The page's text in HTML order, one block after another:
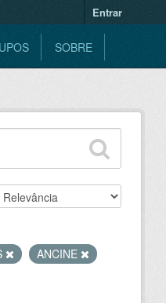
Entrar
SOBRE
ANCINE